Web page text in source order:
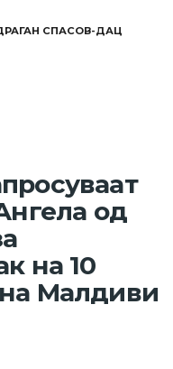
СПАСОВ-ДАЦ
од
на 10
Малдиви